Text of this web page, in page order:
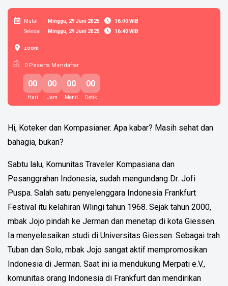
Mulai : Minggu, 29 Juni 2025
16:00 WIB
Selesai : Minggu, 29 Juni 2025 16:40 WIB
zoom
00 00 00 00
Hari Jam Menit Detik
0 Peserta Mendaftar
Hi, Koteker dan Kompasianer. Apa kabar? Masih sehat dan
bahagia, bukan?
Sabtu lalu, Komunitas Traveler Kompasiana dan
Pesanggrahan Indonesia, sudah mengundang Dr. Jofi
Puspa. Salah satu penyelenggara Indonesia Frankfurt
Festival itu kelahiran Wlingi tahun 1968. Sejak tahun 2000,
mbak Jojo pindah ke Jerman dan menetap di kota Giessen.
Ia menyelesaikan studi di Universitas Giessen. Sebagai trah
Tuban dan Solo, mbak Jojo sangat aktif mempromosikan
Indonesia di Jerman. Saat ini ia mendukung Merpati e.V.,
komunitas orang Indonesia di Frankfurt dan mendirikan